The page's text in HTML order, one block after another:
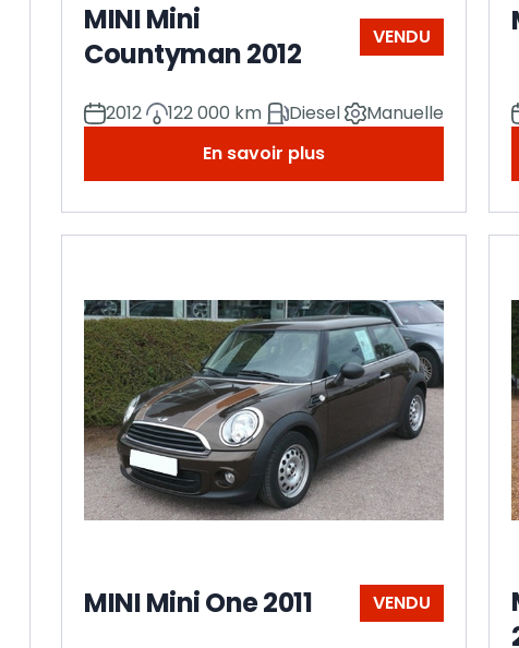
MINI Mini
Countyman 2012
VENDU
2012 122 000 km Diesel
Manuelle
En savoir plus
MINI Mini One 2011 VENDU